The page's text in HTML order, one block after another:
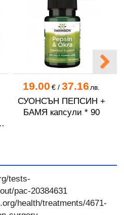
19.00 €/ 37.16 лв.
СУОНСЪН ПЕПСИН +
БАМЯ капсули * 90
tests-
pac-20384631
health/treatments/4671-